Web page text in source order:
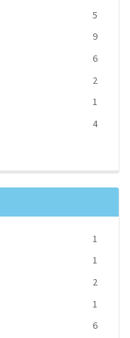
5
9
6
2
1
4
1
1
2
1
6